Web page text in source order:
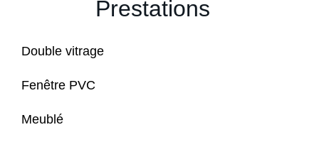
Prestations
Double vitrage
Fenêtre PVC
Meublé